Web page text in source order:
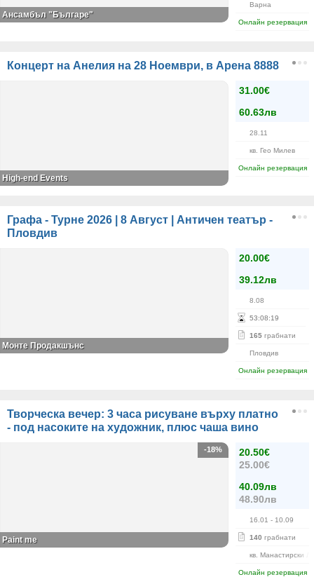
Варна
Онлайн резервация
Ансамбъл "Българе"
Концерт на Анелия на 28 Ноември, в Арена 8888
31.00€
60.63лв
28.11
кв. Гео Милев
Онлайн резервация
High-end Events
Графа - Турне 2026 | 8 Август | Античен театър -
Пловдив
20.00€
39.12лв
8.08
53:08:19
165 грабнати
Пловдив
Онлайн резервация
Монте Продакшънс
Творческа вечер: 3 часа рисуване върху платно
- под насоките на художник, плюс чаша вино
20.50€
25.00€
40.09лв
48.90лв
16.01 - 10.09
140 грабнати
кв. Манастирски
Онлайн резервация
-18%
Paint me